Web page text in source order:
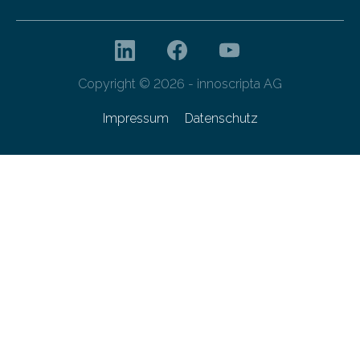
Copyright © 2026 - innoscripta AG
Impressum Datenschutz